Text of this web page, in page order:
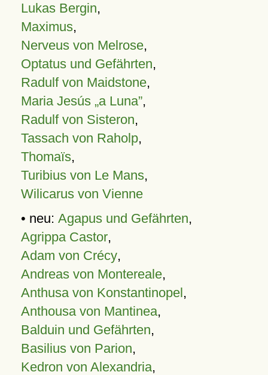
Lukas Bergin,
Maximus,
Nerveus von Melrose,
Optatus und Gefährten,
Radulf von Maidstone,
Maria Jesús „a Luna”,
Radulf von Sisteron,
Tassach von Raholp,
Thomaïs,
Turibius von Le Mans,
Wilicarus von Vienne
• neu: Agapus und Gefährten,
Agrippa Castor,
Adam von Crécy,
Andreas von Montereale,
Anthusa von Konstantinopel,
Anthousa von Mantinea,
Balduin und Gefährten,
Basilius von Parion,
Kedron von Alexandria,